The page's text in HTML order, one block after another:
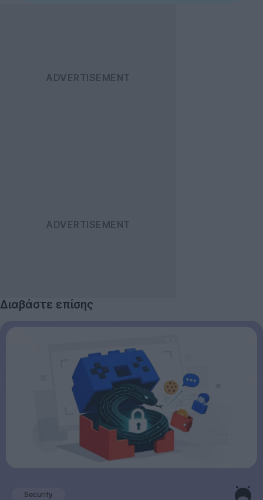
Διαβάστε επίσης
Security